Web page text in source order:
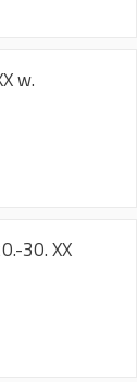
w.
30. XX